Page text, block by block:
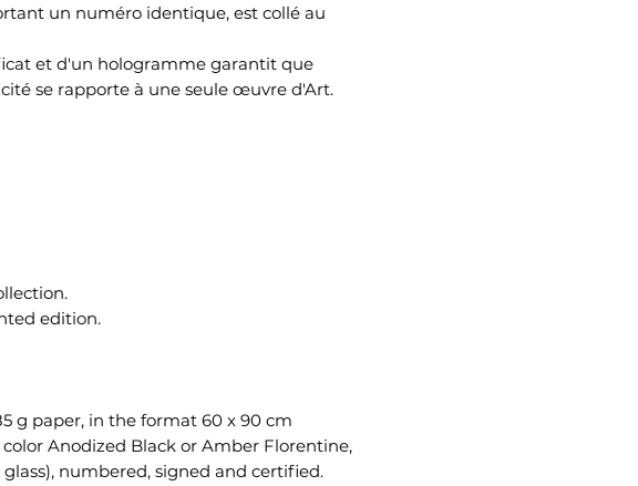
un numéro identique, est collé au
et d'un hologramme garantit que
se rapporte à une seule œuvre d'Art.
edition.
g paper, in the format 60 x 90 cm
Anodized Black or Amber Florentine,
numbered, signed and certified.